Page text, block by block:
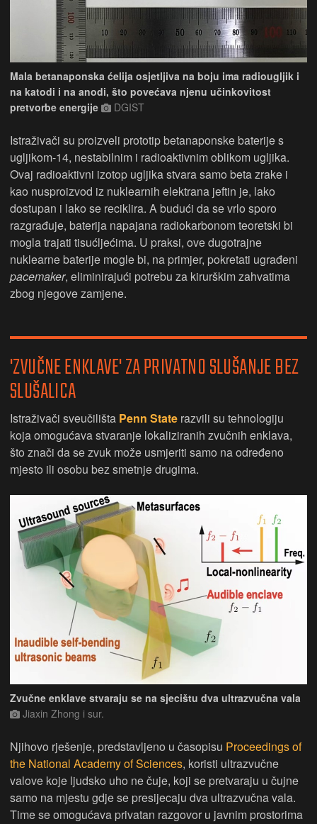
Mala betanaponska ćelija osjetljiva na boju ima radiougljik i
na katodi i na anodi, što povećava njenu učinkovitost
pretvorbe energije
DGIST
Istraživači su proizveli prototip betanaponske baterije s
ugljikom-14, nestabilnim i radioaktivnim oblikom ugljika.
Ovaj radioaktivni izotop ugljika stvara samo beta zrake i
kao nusproizvod iz nuklearnih elektrana jeftin je, lako
dostupan i lako se reciklira. A budući da se vrlo sporo
razgrađuje, baterija napajana radiokarbonom teoretski bi
mogla trajati tisućljećima. U praksi, ove dugotrajne
nuklearne baterije mogle bi, na primjer, pokretati ugrađeni
pacemaker, eliminirajući potrebu za kirurškim zahvatima
zbog njegove zamjene.
'ZVUČNE ENKLAVE' ZA PRIVATNO SLUŠANJE BEZ
SLUŠALICA
Istraživači sveučilišta Penn State razvili su tehnologiju
koja omogućava stvaranje lokaliziranih zvučnih enklava,
što znači da se zvuk može usmjeriti samo na određeno
mjesto ili osobu bez smetnje drugima.
Zvučne enklave stvaraju se na sjecištu dva ultrazvučna vala
Jiaxin Zhong i sur.
Njihovo rješenje, predstavljeno u časopisu Proceedings of
the National Academy of Sciences, koristi ultrazvučne
valove koje ljudsko uho ne čuje, koji se pretvaraju u čujne
samo na mjestu gdje se presijecaju dva ultrazvučna vala.
Time se omogućava privatan razgovor u javnim prostorima